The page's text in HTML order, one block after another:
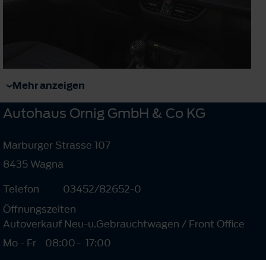
Mehr anzeigen
Autohaus Ornig GmbH & Co KG
Marburger Strasse 107
8435 Wagna
Telefon
03452/82652-0
Öffnungszeiten
Autoverkauf Neu-u.Gebrauchtwagen / Front Office
Mo - Fr
08:00- 17:00